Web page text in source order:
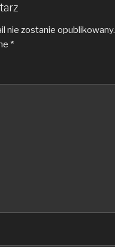
nie zostanie opublikowany.
*